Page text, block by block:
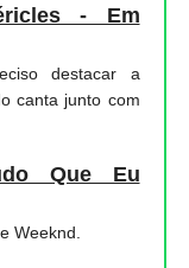
- Em
destacar a
canta junto com
Que Eu
Weeknd.